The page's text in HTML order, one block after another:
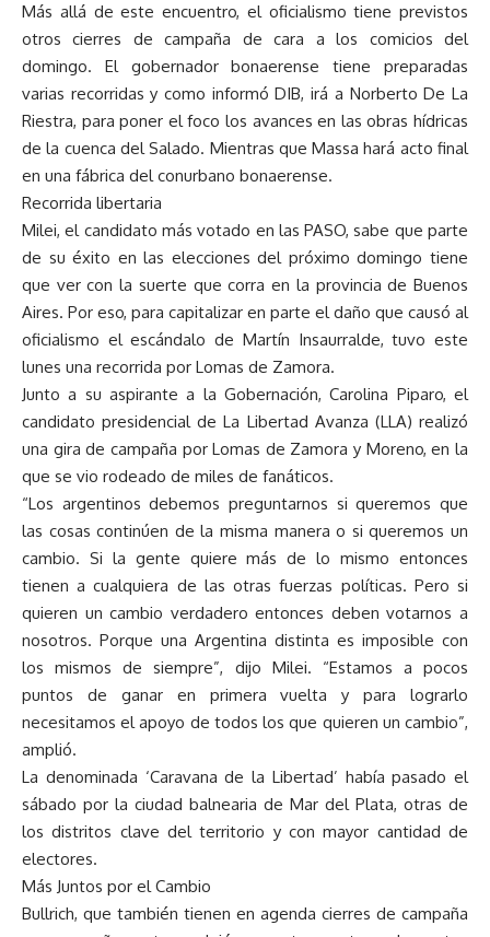
Más allá de este encuentro, el oficialismo tiene previstos
otros cierres de campaña de cara a los comicios del
domingo. El gobernador bonaerense tiene preparadas
varias recorridas y como informó DIB, irá a Norberto De La
Riestra, para poner el foco los avances en las obras hídricas
de la cuenca del Salado. Mientras que Massa hará acto final
en una fábrica del conurbano bonaerense.
Recorrida libertaria
Milei, el candidato más votado en las PASO, sabe que parte
de su éxito en las elecciones del próximo domingo tiene
que ver con la suerte que corra en la provincia de Buenos
Aires. Por eso, para capitalizar en parte el daño que causó al
oficialismo el escándalo de Martín Insaurralde, tuvo este
lunes una recorrida por Lomas de Zamora.
Junto a su aspirante a la Gobernación, Carolina Piparo, el
candidato presidencial de La Libertad Avanza (LLA) realizó
una gira de campaña por Lomas de Zamora y Moreno, en la
que se vio rodeado de miles de fanáticos.
“Los argentinos debemos preguntarnos si queremos que
las cosas continúen de la misma manera o si queremos un
cambio. Si la gente quiere más de lo mismo entonces
tienen a cualquiera de las otras fuerzas políticas. Pero si
quieren un cambio verdadero entonces deben votarnos a
nosotros. Porque una Argentina distinta es imposible con
los mismos de siempre”, dijo Milei. “Estamos a pocos
puntos de ganar en primera vuelta y para lograrlo
necesitamos el apoyo de todos los que quieren un cambio”,
amplió.
La denominada ‘Caravana de la Libertad’ había pasado el
sábado por la ciudad balnearia de Mar del Plata, otras de
los distritos clave del territorio y con mayor cantidad de
electores.
Más Juntos por el Cambio
Bullrich, que también tienen en agenda cierres de campaña